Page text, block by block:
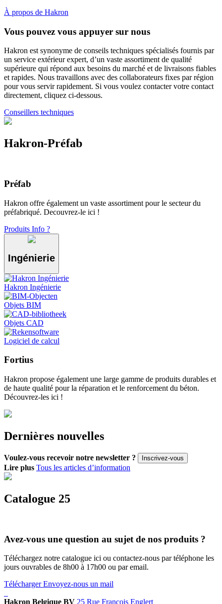
À propos de Hakron
Vous pouvez vous appuyer sur nous
Hakron est synonyme de conseils techniques spécialisés fournis par
un service extérieur expert, d’un vaste assortiment de qualité
supérieure qui répond aux besoins du marché et de livraisons fiables
et rapides. Nous travaillons avec des collaborateurs fixes par région
pour vous servir rapidement. Si vous voulez contacter votre contact
directement, cliquez ci-dessous.
Conseillers techniques
Hakron-Préfab
Préfab
Hakron offre également un vaste assortiment pour le secteur du
préfabriqué. Decouvrez-le ici !
Produits Info ?
Ingénierie
Hakron Ingénierie
Objets BIM
Objets CAD
Logiciel de calcul
Fortius
Hakron propose également une large gamme de produits durables et
de haute qualité pour la réparation et le renforcement du béton.
Découvrez-les ici !
Dernières nouvelles
Voulez-vous recevoir notre newsletter ? Inscrivez-vous
Lire plus Tous les articles d’information
Catalogue 25
Avez-vous une question au sujet de nos produits ?
Téléchargez notre catalogue ici ou contactez-nous par téléphone les
jours ouvrables de 8h00 à 17h00 ou par email.
TéléchargerEnvoyez-nous un mail
Hakron Belgique BV 25 Rue François Englert